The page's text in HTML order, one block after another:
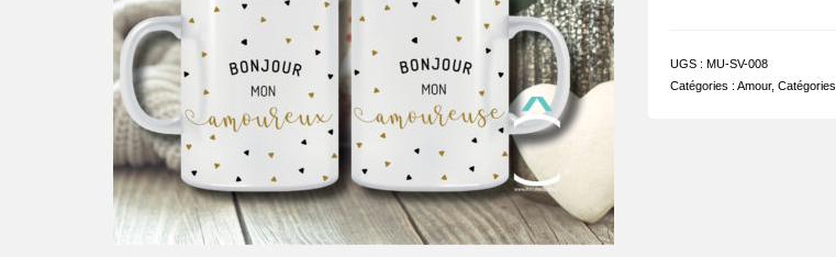
UGS : MU-SV-008
Catégories : Amour, Catégories